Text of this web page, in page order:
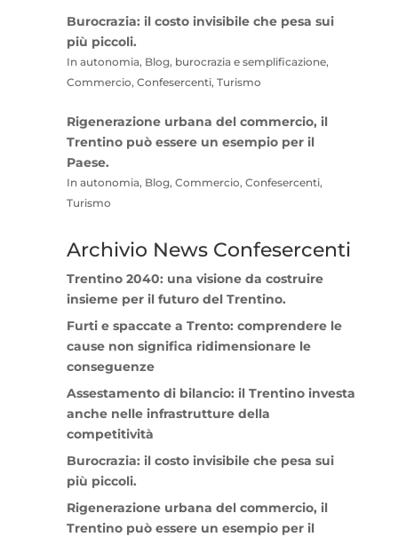
Burocrazia: il costo invisibile che pesa sui
più piccoli.
In autonomia, Blog, burocrazia e semplificazione,
Commercio, Confesercenti, Turismo
Rigenerazione urbana del commercio, il
Trentino può essere un esempio per il
Paese.
In autonomia, Blog, Commercio, Confesercenti,
Turismo
Archivio News Confesercenti
Trentino 2040: una visione da costruire
insieme per il futuro del Trentino.
Furti e spaccate a Trento: comprendere le
cause non significa ridimensionare le
conseguenze
Assestamento di bilancio: il Trentino investa
anche nelle infrastrutture della
competitività
Burocrazia: il costo invisibile che pesa sui
più piccoli.
Rigenerazione urbana del commercio, il
Trentino può essere un esempio per il